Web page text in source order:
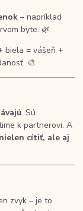
– napríklad
byte. 🌿
biela = vášeň +
🎨
. Sú
k partnerovi. A
nielen cítiť, ale aj
zvyk – je to